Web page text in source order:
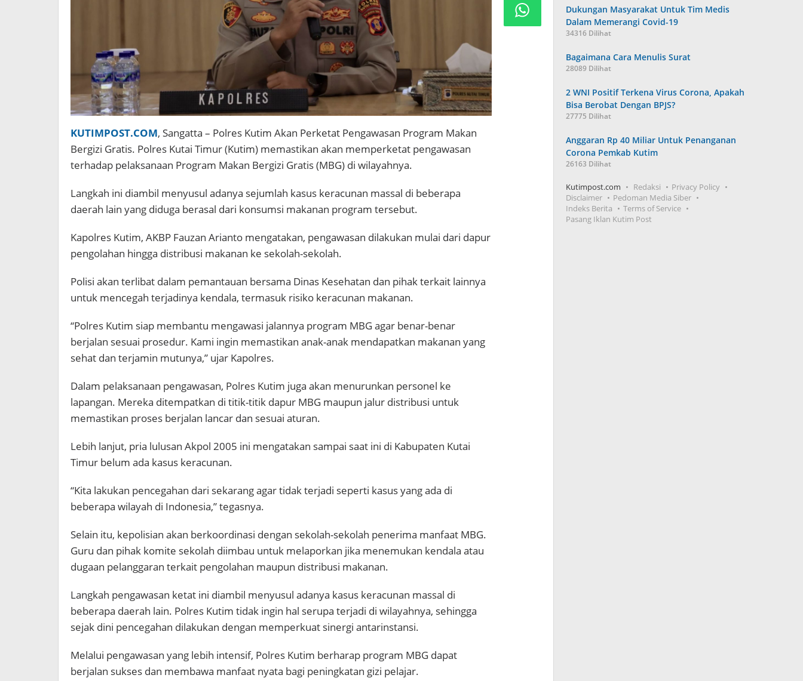
KUTIMPOST.COM, Sangatta – Polres Kutim Akan Perketat Pengawasan Program Makan
Bergizi Gratis. Polres Kutai Timur (Kutim) memastikan akan memperketat pengawasan
terhadap pelaksanaan Program Makan Bergizi Gratis (MBG) di wilayahnya.
Langkah ini diambil menyusul adanya sejumlah kasus keracunan massal di beberapa
daerah lain yang diduga berasal dari konsumsi makanan program tersebut.
Kapolres Kutim, AKBP Fauzan Arianto mengatakan, pengawasan dilakukan mulai dari dapur
pengolahan hingga distribusi makanan ke sekolah-sekolah.
Polisi akan terlibat dalam pemantauan bersama Dinas Kesehatan dan pihak terkait lainnya
untuk mencegah terjadinya kendala, termasuk risiko keracunan makanan.
“Polres Kutim siap membantu mengawasi jalannya program MBG agar benar-benar
berjalan sesuai prosedur. Kami ingin memastikan anak-anak mendapatkan makanan yang
sehat dan terjamin mutunya,” ujar Kapolres.
Dalam pelaksanaan pengawasan, Polres Kutim juga akan menurunkan personel ke
lapangan. Mereka ditempatkan di titik-titik dapur MBG maupun jalur distribusi untuk
memastikan proses berjalan lancar dan sesuai aturan.
Lebih lanjut, pria lulusan Akpol 2005 ini mengatakan sampai saat ini di Kabupaten Kutai
Timur belum ada kasus keracunan.
“Kita lakukan pencegahan dari sekarang agar tidak terjadi seperti kasus yang ada di
beberapa wilayah di Indonesia,” tegasnya.
Selain itu, kepolisian akan berkoordinasi dengan sekolah-sekolah penerima manfaat MBG.
Guru dan pihak komite sekolah diimbau untuk melaporkan jika menemukan kendala atau
dugaan pelanggaran terkait pengolahan maupun distribusi makanan.
Langkah pengawasan ketat ini diambil menyusul adanya kasus keracunan massal di
beberapa daerah lain. Polres Kutim tidak ingin hal serupa terjadi di wilayahnya, sehingga
sejak dini pencegahan dilakukan dengan memperkuat sinergi antarinstansi.
Melalui pengawasan yang lebih intensif, Polres Kutim berharap program MBG dapat
berjalan sukses dan membawa manfaat nyata bagi peningkatan gizi pelajar.
Dukungan Masyarakat Untuk Tim Medis
Dalam Memerangi Covid-19
34316 Dilihat
Bagaimana Cara Menulis Surat
28089 Dilihat
2 WNI Positif Terkena Virus Corona, Apakah
Bisa Berobat Dengan BPJS?
27775 Dilihat
Anggaran Rp 40 Miliar Untuk Penanganan
Corona Pemkab Kutim
26163 Dilihat
Kutimpost.com Redaksi
Privacy Policy
Disclaimer
Pedoman Media Siber
Indeks Berita
Terms of Service
Pasang Iklan Kutim Post